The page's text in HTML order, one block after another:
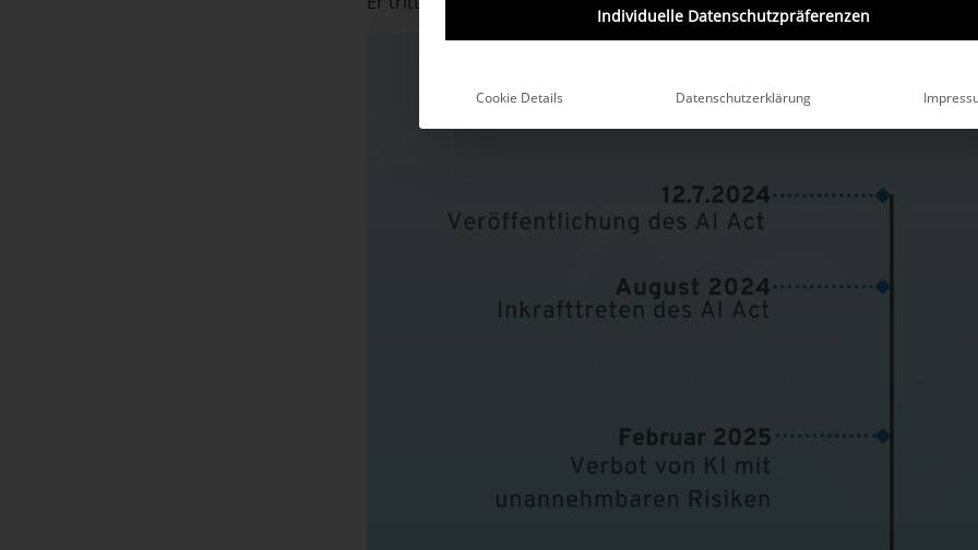
Individuelle Datenschutzpräferenzen
Cookie Details Datenschutzerklärung